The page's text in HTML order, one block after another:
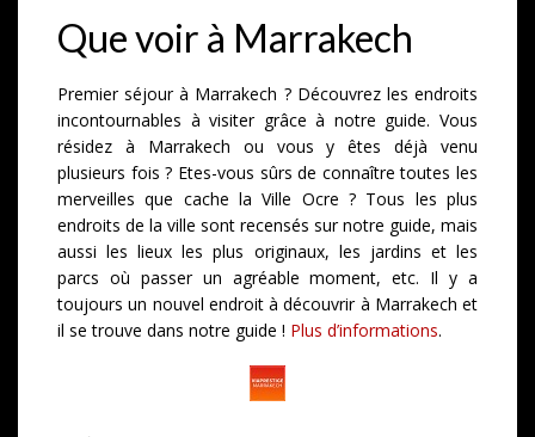
Que voir à Marrakech
Premier séjour à Marrakech ? Découvrez les endroits
incontournables à visiter grâce à notre guide. Vous
résidez à Marrakech ou vous y êtes déjà venu
plusieurs fois ? Etes-vous sûrs de connaître toutes les
merveilles que cache la Ville Ocre ? Tous les plus
endroits de la ville sont recensés sur notre guide, mais
aussi les lieux les plus originaux, les jardins et les
parcs où passer un agréable moment, etc. Il y a
toujours un nouvel endroit à découvrir à Marrakech et
il se trouve dans notre guide ! Plus d’informations.